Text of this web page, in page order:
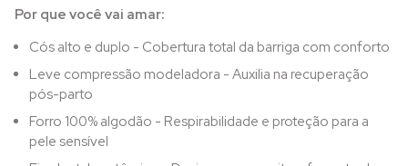
Por que você vai amar:
Cós alto e duplo - Cobertura total da barriga com conforto
Leve compressão modeladora - Auxilia na recuperação
pós-parto
Forro 100% algodão - Respirabilidade e proteção para a
pele sensível